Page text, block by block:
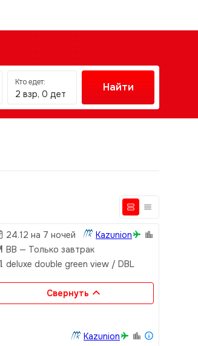
Кто едет:
2 взр, 0 дет
Найти
24.12 на 7 ночей
Kazunion
BB — Только завтрак
deluxe double green view / DBL
Свернуть
Kazunion